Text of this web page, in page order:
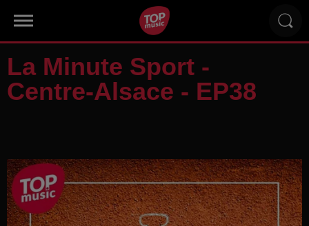
La Minute Sport -
Centre-Alsace - EP38